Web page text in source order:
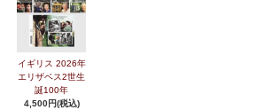
イギリス 2026年
エリザベス2世生
誕100年
4,500円(税込)